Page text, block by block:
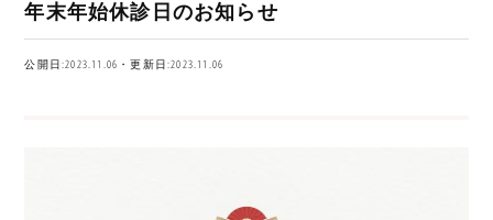
年末年始休診日のお知らせ
公開日:2023.11.06・更新日:2023.11.06